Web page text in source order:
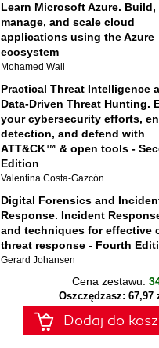
Learn Microsoft Azure. Build,
manage, and scale cloud
applications using the Azure
ecosystem
Mohamed Wali
Practical Threat Intelligence
Data-Driven Threat Hunting.
your cybersecurity efforts,
detection, and defend with
ATT&CK™ & open tools -
Edition
Valentina Costa-Gazcón
Digital Forensics and
Response. Incident
and techniques for effective
threat response - Fourth
Gerard Johansen
Cena zestawu:
Oszczędzasz: 67,97
Dodaj do